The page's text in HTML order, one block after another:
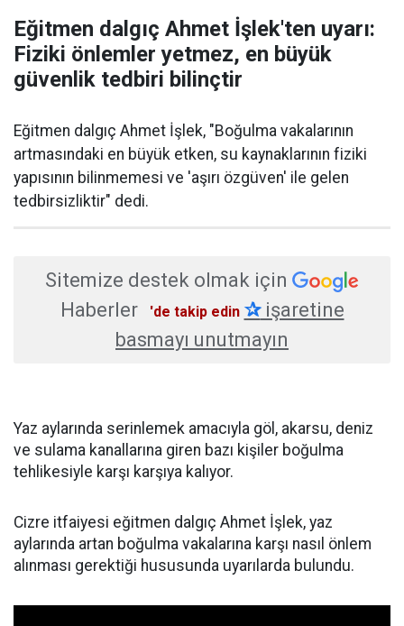
Eğitmen dalgıç Ahmet İşlek'ten uyarı:
Fiziki önlemler yetmez, en büyük
güvenlik tedbiri bilinçtir
Eğitmen dalgıç Ahmet İşlek, "Boğulma vakalarının
artmasındaki en büyük etken, su kaynaklarının fiziki
yapısının bilinmemesi ve 'aşırı özgüven' ile gelen
tedbirsizliktir" dedi.
Sitemize destek olmak için
Haberler
'de takip edin ✰işaretine
basmayı unutmayın
Yaz aylarında serinlemek amacıyla göl, akarsu, deniz
ve sulama kanallarına giren bazı kişiler boğulma
tehlikesiyle karşı karşıya kalıyor.
Cizre itfaiyesi eğitmen dalgıç Ahmet İşlek, yaz
aylarında artan boğulma vakalarına karşı nasıl önlem
alınması gerektiği hususunda uyarılarda bulundu.